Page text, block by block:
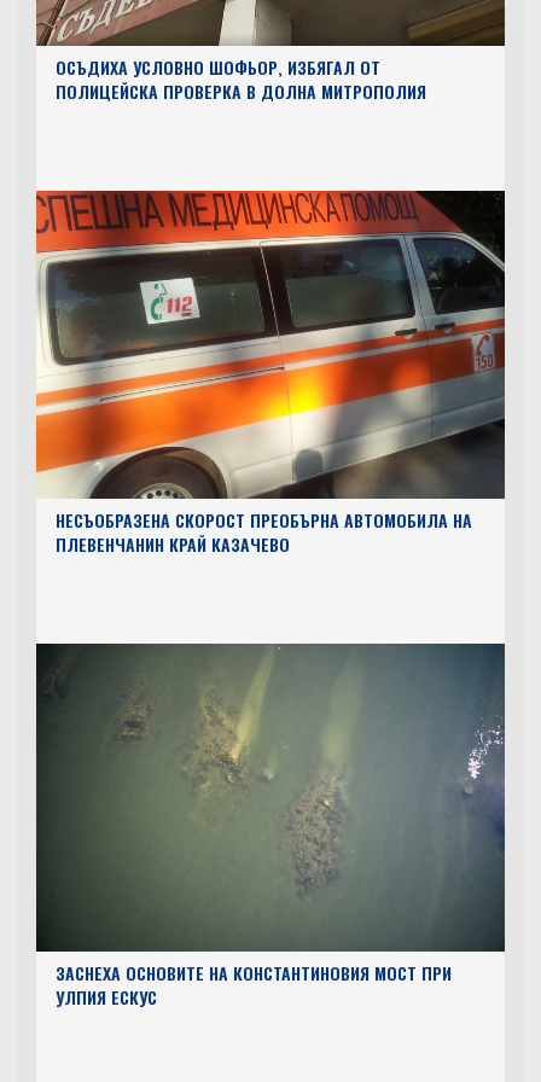
ОСЪДИХА УСЛОВНО ШОФЬОР, ИЗБЯГАЛ ОТ
ПОЛИЦЕЙСКА ПРОВЕРКА В ДОЛНА МИТРОПОЛИЯ
НЕСЪОБРАЗЕНА СКОРОСТ ПРЕОБЪРНА АВТОМОБИЛА НА
ПЛЕВЕНЧАНИН КРАЙ КАЗАЧЕВО
ЗАСНЕХА ОСНОВИТЕ НА КОНСТАНТИНОВИЯ МОСТ ПРИ
УЛПИЯ ЕСКУС